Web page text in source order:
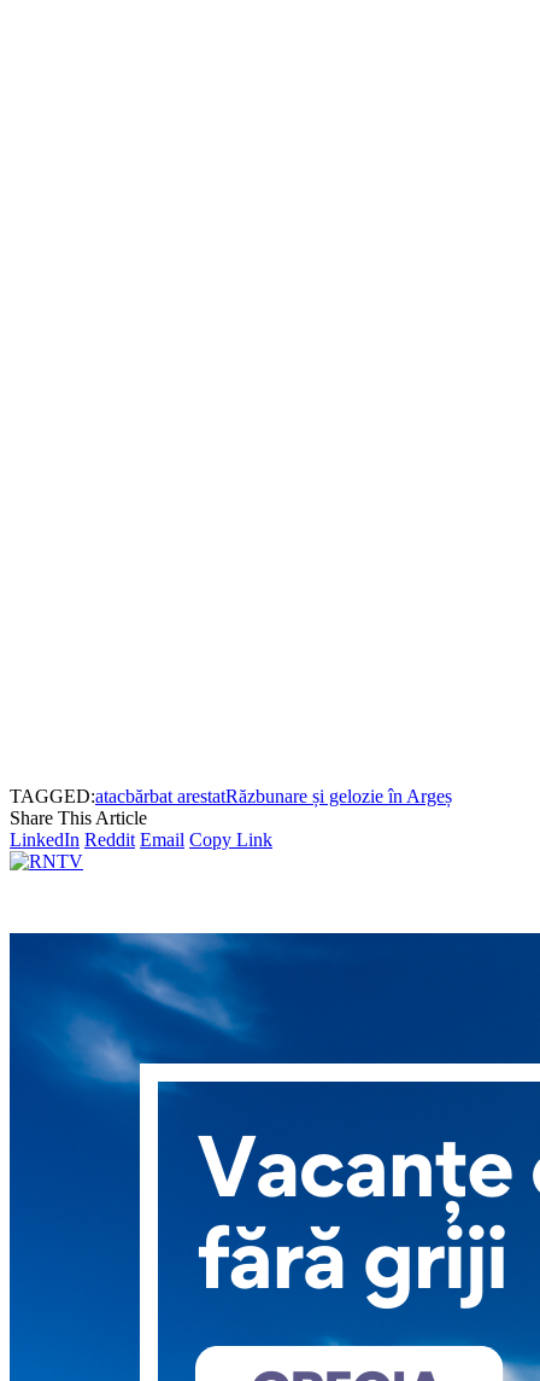
TAGGED:atacbărbat arestatRăzbunare și gelozie în Argeș
Share This Article
LinkedIn Reddit Email Copy Link